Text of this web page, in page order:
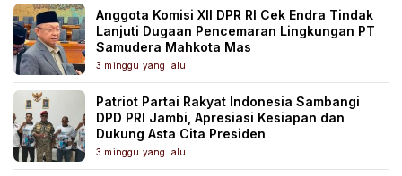
Anggota Komisi XII DPR RI Cek Endra Tindak
Lanjuti Dugaan Pencemaran Lingkungan PT
Samudera Mahkota Mas
3 minggu yang lalu
Patriot Partai Rakyat Indonesia Sambangi
DPD PRI Jambi, Apresiasi Kesiapan dan
Dukung Asta Cita Presiden
3 minggu yang lalu